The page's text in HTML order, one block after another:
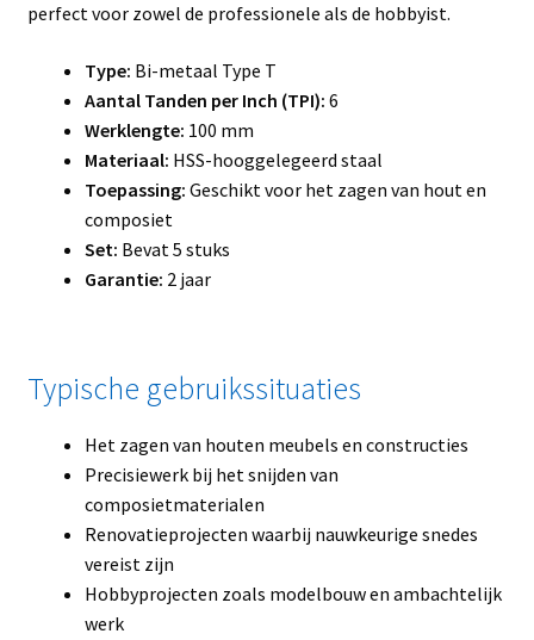
perfect voor zowel de professionele als de hobbyist.
Type: Bi-metaal Type T
Aantal Tanden per Inch (TPI): 6
Werklengte: 100 mm
Materiaal: HSS-hooggelegeerd staal
Toepassing: Geschikt voor het zagen van hout en
composiet
Set: Bevat 5 stuks
Garantie: 2 jaar
Typische gebruikssituaties
Het zagen van houten meubels en constructies
Precisiewerk bij het snijden van
composietmaterialen
Renovatieprojecten waarbij nauwkeurige snedes
vereist zijn
Hobbyprojecten zoals modelbouw en ambachtelijk
werk